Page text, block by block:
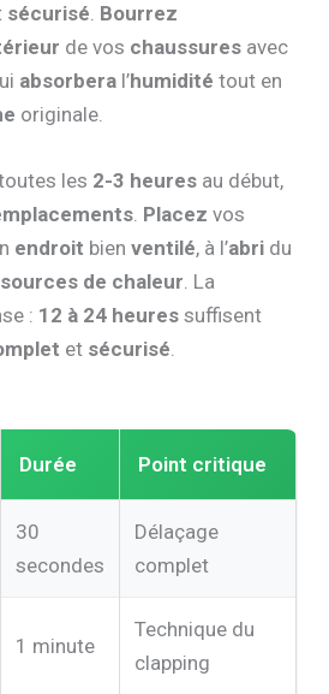
sécurisé. Bourrez
de vos chaussures avec
absorbera l’humidité tout en
originale.
les 2-3 heures au début,
. Placez vos
endroit bienventilé, à l’abri du
sources de chaleur. La
: 12 à 24 heures suffisent
et sécurisé.
Durée Point critique
30
secondes
Délaçage
complet
1 minute
Technique du
clapping